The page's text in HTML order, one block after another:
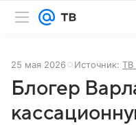
25 мая 2026 Источник: ТВ
Блогер